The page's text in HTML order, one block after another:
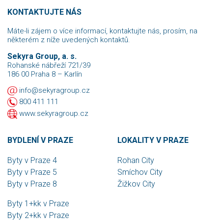
KONTAKTUJTE NÁS
Máte-li zájem o více informací, kontaktujte nás, prosím, na
některém z níže uvedených kontaktů.
Sekyra Group, a. s.
Rohanské nábřeží 721/39
186 00 Praha 8 – Karlín
info@sekyragroup.cz
800 411 111
www.sekyragroup.cz
LOKALITY V PRAZE
Rohan City
Smíchov City
Žižkov City
BYDLENÍ V PRAZE
Byty v Praze 4
Byty v Praze 5
Byty v Praze 8
Byty 1+kk v Praze
Byty 2+kk v Praze